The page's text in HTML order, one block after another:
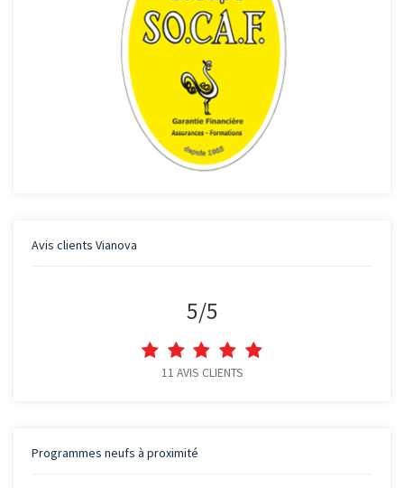
Avis clients Vianova
5/5
11 AVIS CLIENTS
Programmes neufs à proximité